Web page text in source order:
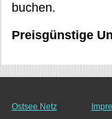
buchen.
Preisgünstige
Ostsee Netz